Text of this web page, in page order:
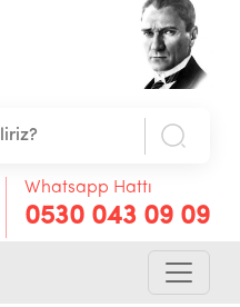
Whatsapp Hattı
0530 043 09 09